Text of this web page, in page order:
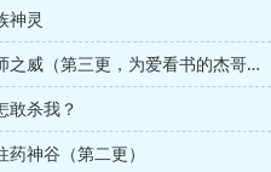
神灵
第169章 宗师之威（第三更，为爱看书的杰哥加更2/4）
敢杀我？
神谷（第二更）